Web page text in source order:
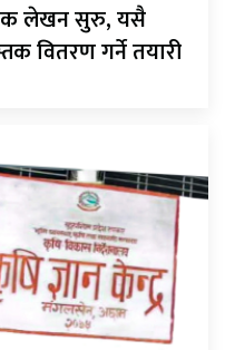
लेखन सुरु, यसै
वितरण गर्ने तयारी